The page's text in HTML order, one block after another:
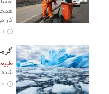
کار
شده